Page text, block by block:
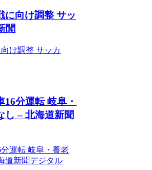
に向け調整 サッ
聞
け調整 サッカ
分運転 岐阜・
し – 北海道新聞
運転 岐阜・養老
道新聞デジタル